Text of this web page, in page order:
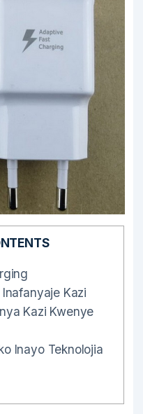
Kazi
Kazi Kwenye
Inayo Teknolojia